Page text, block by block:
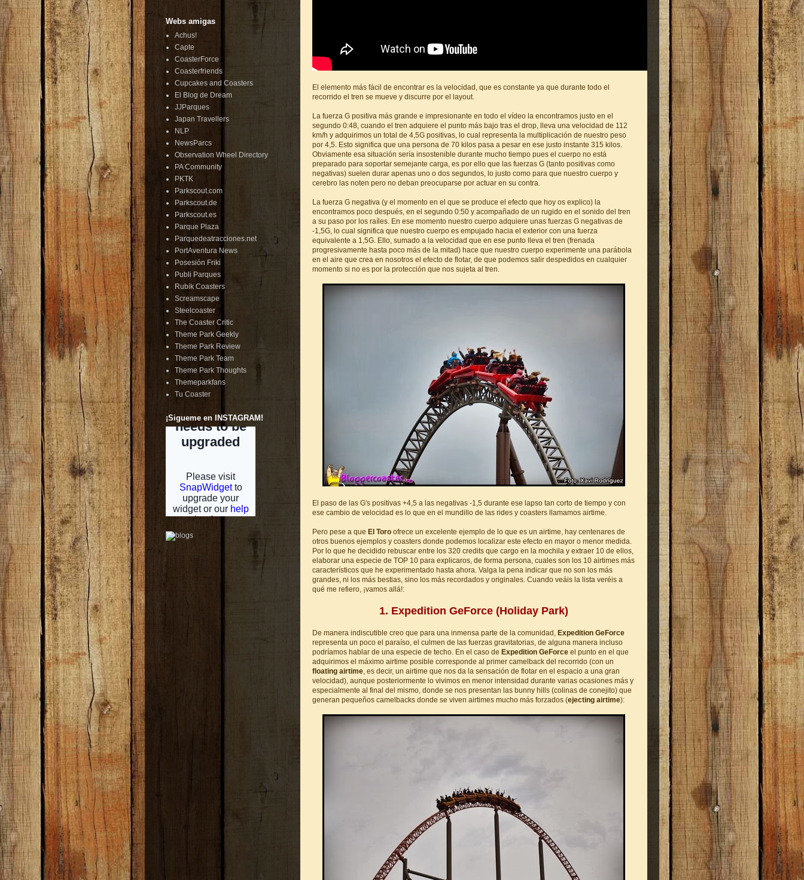
El elemento más fácil de encontrar es la velocidad, que es constante ya que durante todo el
recorrido el tren se mueve y discurre por el layout.
La fuerza G positiva más grande e impresionante en todo el vídeo la encontramos justo en el
segundo 0:48, cuando el tren adquiere el punto más bajo tras el drop, lleva una velocidad de 112
km/h y adquirimos un total de 4,5G positivas, lo cual representa la multiplicación de nuestro peso
por 4,5. Esto significa que una persona de 70 kilos pasa a pesar en ese justo instante 315 kilos.
Obviamente esa situación sería insostenible durante mucho tiempo pues el cuerpo no está
preparado para soportar semejante carga, es por ello que las fuerzas G (tanto positivas como
negativas) suelen durar apenas uno o dos segundos, lo justo como para que nuestro cuerpo y
cerebro las noten pero no deban preocuparse por actuar en su contra.
La fuerza G negativa (y el momento en el que se produce el efecto que hoy os explico) la
encontramos poco después, en el segundo 0:50 y acompañado de un rugido en el sonido del tren
a su paso por los raíles. En ese momento nuestro cuerpo adquiere unas fuerzas G negativas de
-1,5G, lo cual significa que nuestro cuerpo es empujado hacia el exterior con una fuerza
equivalente a 1,5G. Ello, sumado a la velocidad que en ese punto lleva el tren (frenada
progresivamente hasta poco más de la mitad) hace que nuestro cuerpo experimente una parábola
en el aire que crea en nosotros el efecto de flotar, de que podemos salir despedidos en cualquier
momento si no es por la protección que nos sujeta al tren.
El paso de las G's positivas +4,5 a las negativas -1,5 durante ese lapso tan corto de tiempo y con
ese cambio de velocidad es lo que en el mundillo de las rides y coasters llamamos airtime.
Pero pese a que El Toro ofrece un excelente ejemplo de lo que es un airtime, hay centenares de
otros buenos ejemplos y coasters donde podemos localizar este efecto en mayor o menor medida.
Por lo que he decidido rebuscar entre los 320 credits que cargo en la mochila y extraer 10 de ellos,
elaborar una especie de TOP 10 para explicaros, de forma persona, cuales son los 10 airtimes más
característicos que he experimentado hasta ahora. Valga la pena indicar que no son los más
grandes, ni los más bestias, sino los más recordados y originales. Cuando veáis la lista veréis a
qué me refiero, ¡vamos allá!:
1. Expedition GeForce (Holiday Park)
De manera indiscutible creo que para una inmensa parte de la comunidad, Expedition GeForce
representa un poco el paraíso, el culmen de las fuerzas gravitatorias, de alguna manera incluso
podríamos hablar de una especie de techo. En el caso de Expedition GeForce el punto en el que
adquirimos el máximo airtime posible corresponde al primer camelback del recorrido (con un
floating airtime, es decir, un airtime que nos da la sensación de flotar en el espacio a una gran
velocidad), aunque posteriormente lo vivimos en menor intensidad durante varias ocasiones más y
especialmente al final del mismo, donde se nos presentan las bunny hills (colinas de conejito) que
generan pequeños camelbacks donde se viven airtimes mucho más forzados (ejecting airtime):
Webs amigas
Achus!
Capte
CoasterForce
Coasterfriends
Cupcakes and Coasters
El Blog de Dream
JJParques
Japan Travellers
NLP
NewsParcs
Observation Wheel Directory
PA Community
PKTK
Parkscout.com
Parkscout.de
Parkscout.es
Parque Plaza
Parquedeatracciones.net
PortAventura News
Posesión Friki
Publi Parques
Rubik Coasters
Screamscape
Steelcoaster
The Coaster Critic
Theme Park Geekly
Theme Park Review
Theme Park Team
Theme Park Thoughts
Themeparkfans
Tu Coaster
¡Sigueme en INSTAGRAM!